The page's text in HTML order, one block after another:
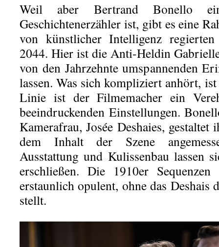
Weil aber Bertrand Bonello
Geschichtenerzähler ist, gibt es eine
von künstlicher Intelligenz
2044. Hier ist die Anti-Heldin
von den Jahrzehnte umspannenden
lassen. Was sich kompliziert anhört,
Linie ist der Filmemacher ein
beeindruckenden Einstellungen.
Kamerafrau, Josée Deshaies,
dem Inhalt der Szene
Ausstattung und Kulissenbau lassen
erschließen. Die 1910er
erstaunlich opulent, ohne das Deshais
stellt.